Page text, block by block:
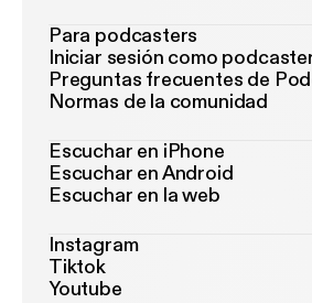
Para podcasters
Iniciar sesión como
Preguntas frecuentes de
Normas de la comunidad
Escuchar en iPhone
Escuchar en Android
Escuchar en la web
Instagram
Tiktok
Youtube